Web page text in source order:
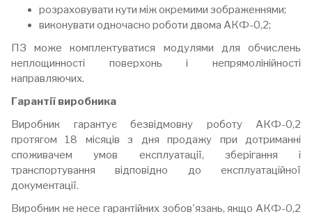
розраховувати кути між окремими зображеннями;
виконувати одночасно роботи двома АКФ-0,2;
ПЗ може комплектуватися модулями для обчислень
неплощинності поверхонь і непрямолінійності
направляючих.
Гарантії виробника
Виробник гарантує безвідмовну роботу АКФ-0,2
протягом 18 місяців з дня продажу при дотриманні
споживачем умов експлуатації, зберігання і
транспортування відповідно до експлуатаційної
документації.
Виробник не несе гарантійних зобов'язань, якщо АКФ-0,2